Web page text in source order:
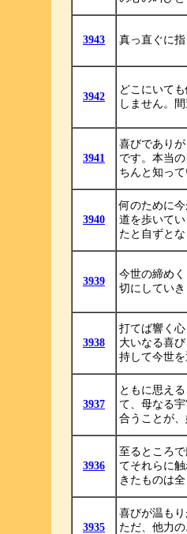
3943 真っ直ぐに
3942
どこにいて
しません。
3941
喜びであり
です。本当
ちんと知って
3940
何のために
道を歩いて
たと自ずと
3939
今世の締め
切にしていき
3938
打てば響く
大いなる喜
持して今世を
3937
ともに思え
て、母なる
合うことが、
3936
至るところ
てそれらに
きたものは
3935
喜びが温も
ただ、他力